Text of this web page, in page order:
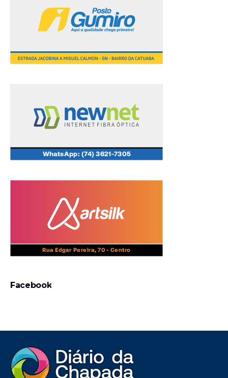
Facebook